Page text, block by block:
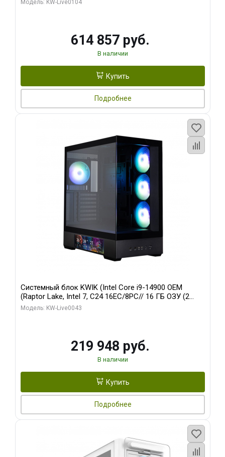
Модель: KW-Live0104
614 857 руб.
В наличии
Купить
Подробнее
Системный блок KWIK (Intel Core i9-14900 OEM
(Raptor Lake, Intel 7, C24 16EC/8PC// 16 ГБ ОЗУ (2
модуля)/ Palit RTX5070Ti GAMINGPRO-S OC 16GB
Модель: KW-Live0043
219 948 руб.
В наличии
Купить
Подробнее